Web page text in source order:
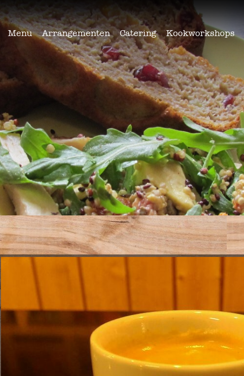
Menu Arrangementen Catering Kookworkshops
Image